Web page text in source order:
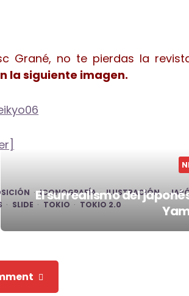
Grané, no te pierdas la
la siguiente imagen.
ICONOGRAFÍA ILUSTRACIÓN
SLIDE TOKIO TOKIO 2.0
El surrealismo del